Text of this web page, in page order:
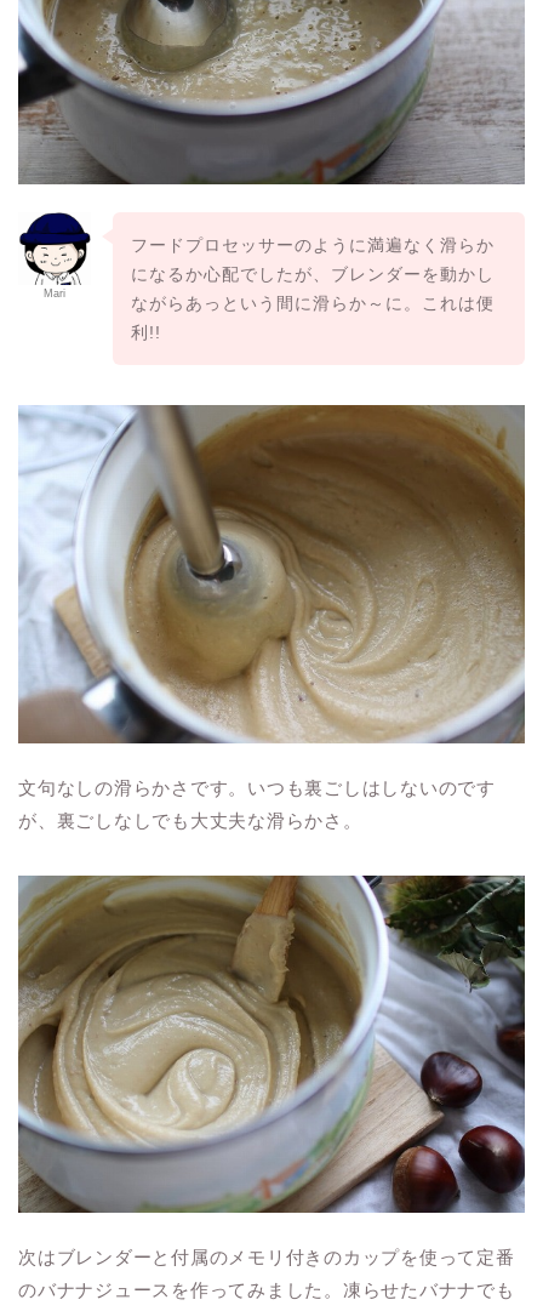
Mari
フードプロセッサーのように満遍なく滑らか
になるか心配でしたが、ブレンダーを動かし
ながらあっという間に滑らか～に。これは便
利!!
文句なしの滑らかさです。いつも裏ごしはしないのです
が、裏ごしなしでも大丈夫な滑らかさ。
次はブレンダーと付属のメモリ付きのカップを使って定番
のバナナジュースを作ってみました。凍らせたバナナでも